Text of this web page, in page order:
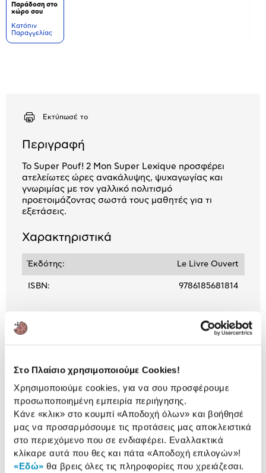
Στο Πλαίσιο χρησιμοποιούμε Cookies!
Χρησιμοποιούμε cookies, για να σου προσφέρουμε
προσωποποιημένη εμπειρία περιήγησης.
Κάνε «κλικ» στο κουμπί «Αποδοχή όλων» και βοήθησέ
μας να προσαρμόσουμε τις προτάσεις μας αποκλειστικά
στο περιεχόμενο που σε ενδιαφέρει. Εναλλακτικά
κλίκαρε αυτά που θες και πάτα «Αποδοχή επιλογών»!
«Εδώ» θα βρεις όλες τις πληροφορίες που χρειάζεσαι.
Παράδοση στο
χώρο σου
Kατόπιν
Παραγγελίας
Εκτύπωσέ το
Περιγραφή
Το Super Pouf! 2 Mon Super Lexique προσφέρει
ατελείωτες ώρες ανακάλυψης, ψυχαγωγίας και
γνωριμίας με τον γαλλικό πολιτισμό
προετοιμάζοντας σωστά τους μαθητές για τι
εξετάσεις.
Χαρακτηριστικά
Έκδότης: Le Livre Ouvert
ISBN: 9786185681814
Αναλυτική
Αναλυτική παρουσίαση
Προδιαγραφές
προϊόντος
Χαρακτηριστικά
Αξιολογήσεις
Αξιολογήσεις